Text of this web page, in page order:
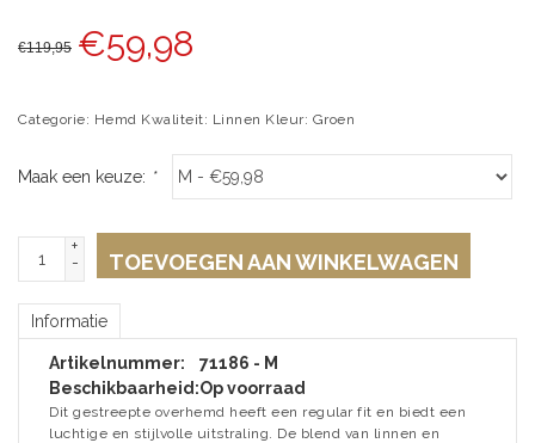
€119,95 €59,98
Categorie: Hemd Kwaliteit: Linnen Kleur: Groen
Maak een keuze: *
+
-
TOEVOEGEN AAN WINKELWAGEN
Informatie
Artikelnummer:
71186 - M
Beschikbaarheid:Op voorraad
Dit gestreepte overhemd heeft een regular fit en biedt een
luchtige en stijlvolle uitstraling. De blend van linnen en